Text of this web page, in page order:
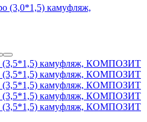
(3,0*1,5) камуфляж,